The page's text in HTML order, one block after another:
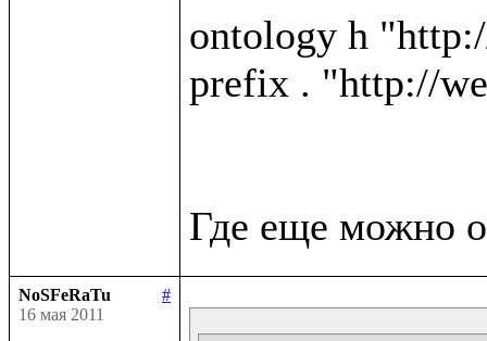
ontology h
prefix . "http://
NoSFeRaTu
#
16 мая 2011